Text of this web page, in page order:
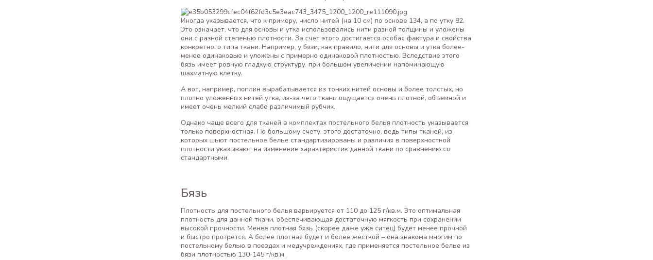
Иногда указывается, что к примеру, число нитей (на 10 см) по основе 134, а по утку 82.
Это означает, что для основы и утка использовались нити разной толщины и уложены
они с разной степенью плотности. За счет этого достигается особая фактура и свойства
конкретного типа ткани. Например, у бязи, как правило, нити для основы и утка более-
менее одинаковые и уложены с примерно одинаковой плотностью. Вследствие этого
бязь имеет ровную гладкую структуру, при большом увеличении напоминающую
шахматную клетку.
А вот, например, поплин вырабатывается из тонких нитей основы и более толстых, но
плотно уложенных нитей утка, из-за чего ткань ощущается очень плотной, объемной и
имеет очень мелкий слабо различимый рубчик.
Однако чаще всего для тканей в комплектах постельного белья плотность указывается
только поверхностная. По большому счету, этого достаточно, ведь типы тканей, из
которых шьют постельное белье стандартизированы и различия в поверхностной
плотности указывают на изменение характеристик данной ткани по сравнению со
стандартными.
Бязь
Плотность для постельного белья варьируется от 110 до 125 г/кв.м. Это оптимальная
плотность для данной ткани, обеспечивающая достаточную мягкость при сохранении
высокой прочности. Менее плотная бязь (скорее даже уже ситец) будет менее прочной
и быстро протрется. А более плотная будет и более жесткой – она знакома многим по
постельному белью в поездах и медучреждениях, где применяется постельное белье из
бязи плотностью 130-145 г/кв.м.